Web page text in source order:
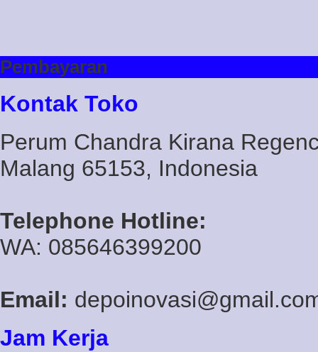
Pembayaran
Kontak Toko
Perum Chandra Kirana
Malang 65153, Indonesia
Telephone Hotline:
WA: 085646399200
Email:
Jam Kerja